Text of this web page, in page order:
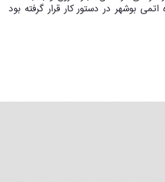
بوشهر در دستور کار قرار گرفته بود